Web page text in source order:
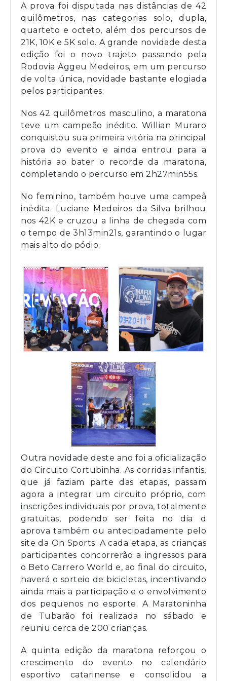
A prova foi disputada nas distâncias de 42
quilômetros, nas categorias solo, dupla,
quarteto e octeto, além dos percursos de
21K, 10K e 5K solo. A grande novidade desta
edição foi o novo trajeto passando pela
Rodovia Aggeu Medeiros, em um percurso
de volta única, novidade bastante elogiada
pelos participantes.
Nos 42 quilômetros masculino, a maratona
teve um campeão inédito. Willian Muraro
conquistou sua primeira vitória na principal
prova do evento e ainda entrou para a
história ao bater o recorde da maratona,
completando o percurso em 2h27min55s.
No feminino, também houve uma campeã
inédita. Luciane Medeiros da Silva brilhou
nos 42K e cruzou a linha de chegada com
o tempo de 3h13min21s, garantindo o lugar
mais alto do pódio.
Outra novidade deste ano foi a oficialização
do Circuito Cortubinha. As corridas infantis,
que já faziam parte das etapas, passam
agora a integrar um circuito próprio, com
inscrições individuais por prova, totalmente
gratuitas, podendo ser feita no dia d
aprova também ou antecipadamente pelo
site da On Sports. A cada etapa, as crianças
participantes concorrerão a ingressos para
o Beto Carrero World e, ao final do circuito,
haverá o sorteio de bicicletas, incentivando
ainda mais a participação e o envolvimento
dos pequenos no esporte. A Maratoninha
de Tubarão foi realizada no sábado e
reuniu cerca de 200 crianças.
A quinta edição da maratona reforçou o
crescimento do evento no calendário
esportivo catarinense e consolidou a